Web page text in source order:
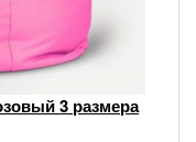
3 размера